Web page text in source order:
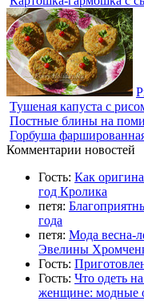
Тушеная капуста с
Постные блины на
Горбуша
Комментарии новостей
Гость: Как
год Кролика
петя:
года
петя: Мода весна-
Эвелины
Гость:
Гость: Что одеть
женщине: модные